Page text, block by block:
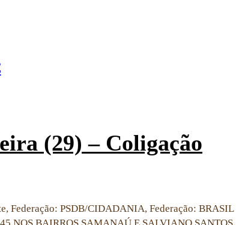
(29) – Coligação
Federação: PSDB/CIDADANIA, Federação: BRASIL